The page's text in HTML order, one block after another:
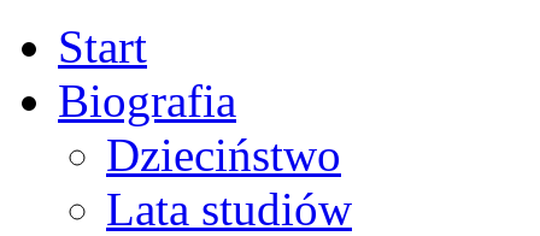
Start
Biografia
Dzieciństwo
Lata studiów